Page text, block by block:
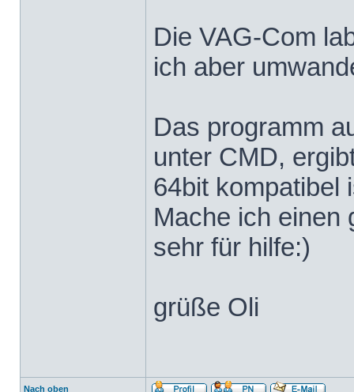
Die VAG-Com
ich aber
Das programm
unter CMD,
64bit kompatibel
Mache ich einen
sehr für hilfe:)
grüße Oli
Nach oben